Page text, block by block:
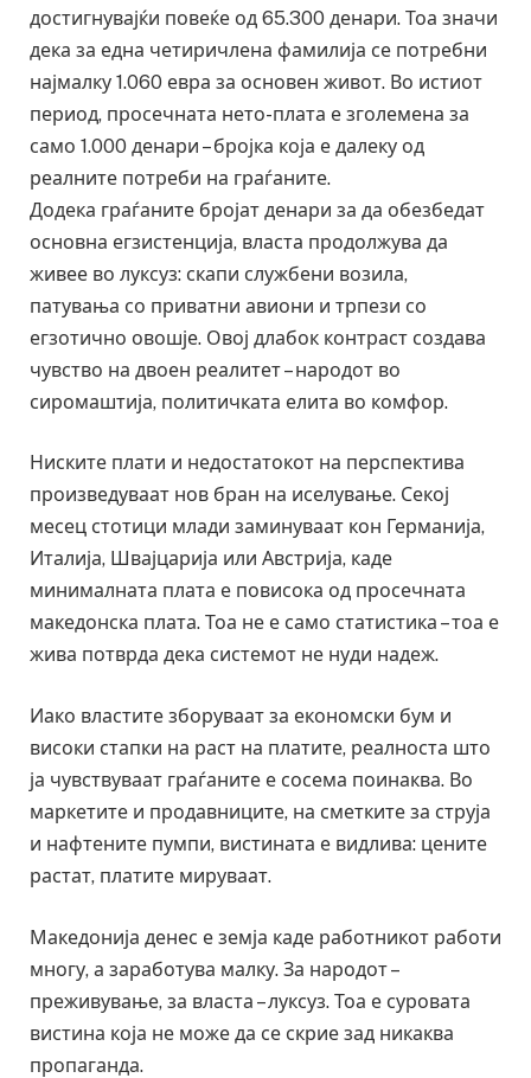
достигнувајќи повеќе од 65.300 денари. Тоа значи
дека за една четиричлена фамилија се потребни
најмалку 1.060 евра за основен живот. Во истиот
период, просечната нето-плата е зголемена за
само 1.000 денари – бројка која е далеку од
реалните потреби на граѓаните.
Додека граѓаните бројат денари за да обезбедат
основна егзистенција, власта продолжува да
живее во луксуз: скапи службени возила,
патувања со приватни авиони и трпези со
егзотично овошје. Овој длабок контраст создава
чувство на двоен реалитет – народот во
сиромаштија, политичката елита во комфор.
Ниските плати и недостатокот на перспектива
произведуваат нов бран на иселување. Секој
месец стотици млади заминуваат кон Германија,
Италија, Швајцарија или Австрија, каде
минималната плата е повисока од просечната
македонска плата. Тоа не е само статистика – тоа е
жива потврда дека системот не нуди надеж.
Иако властите зборуваат за економски бум и
високи стапки на раст на платите, реалноста што
ја чувствуваат граѓаните е сосема поинаква. Во
маркетите и продавниците, на сметките за струја
и нафтените пумпи, вистината е видлива: цените
растат, платите мируваат.
Македонија денес е земја каде работникот работи
многу, а заработува малку. За народот –
преживување, за власта – луксуз. Тоа е суровата
вистина која не може да се скрие зад никаква
пропаганда.